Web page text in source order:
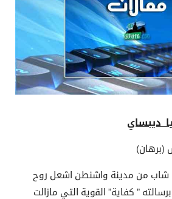
ديبساي
(برهان)
شاب من مدينة واشنطن اشعل روح
” كفاية” القوية التي مازالت